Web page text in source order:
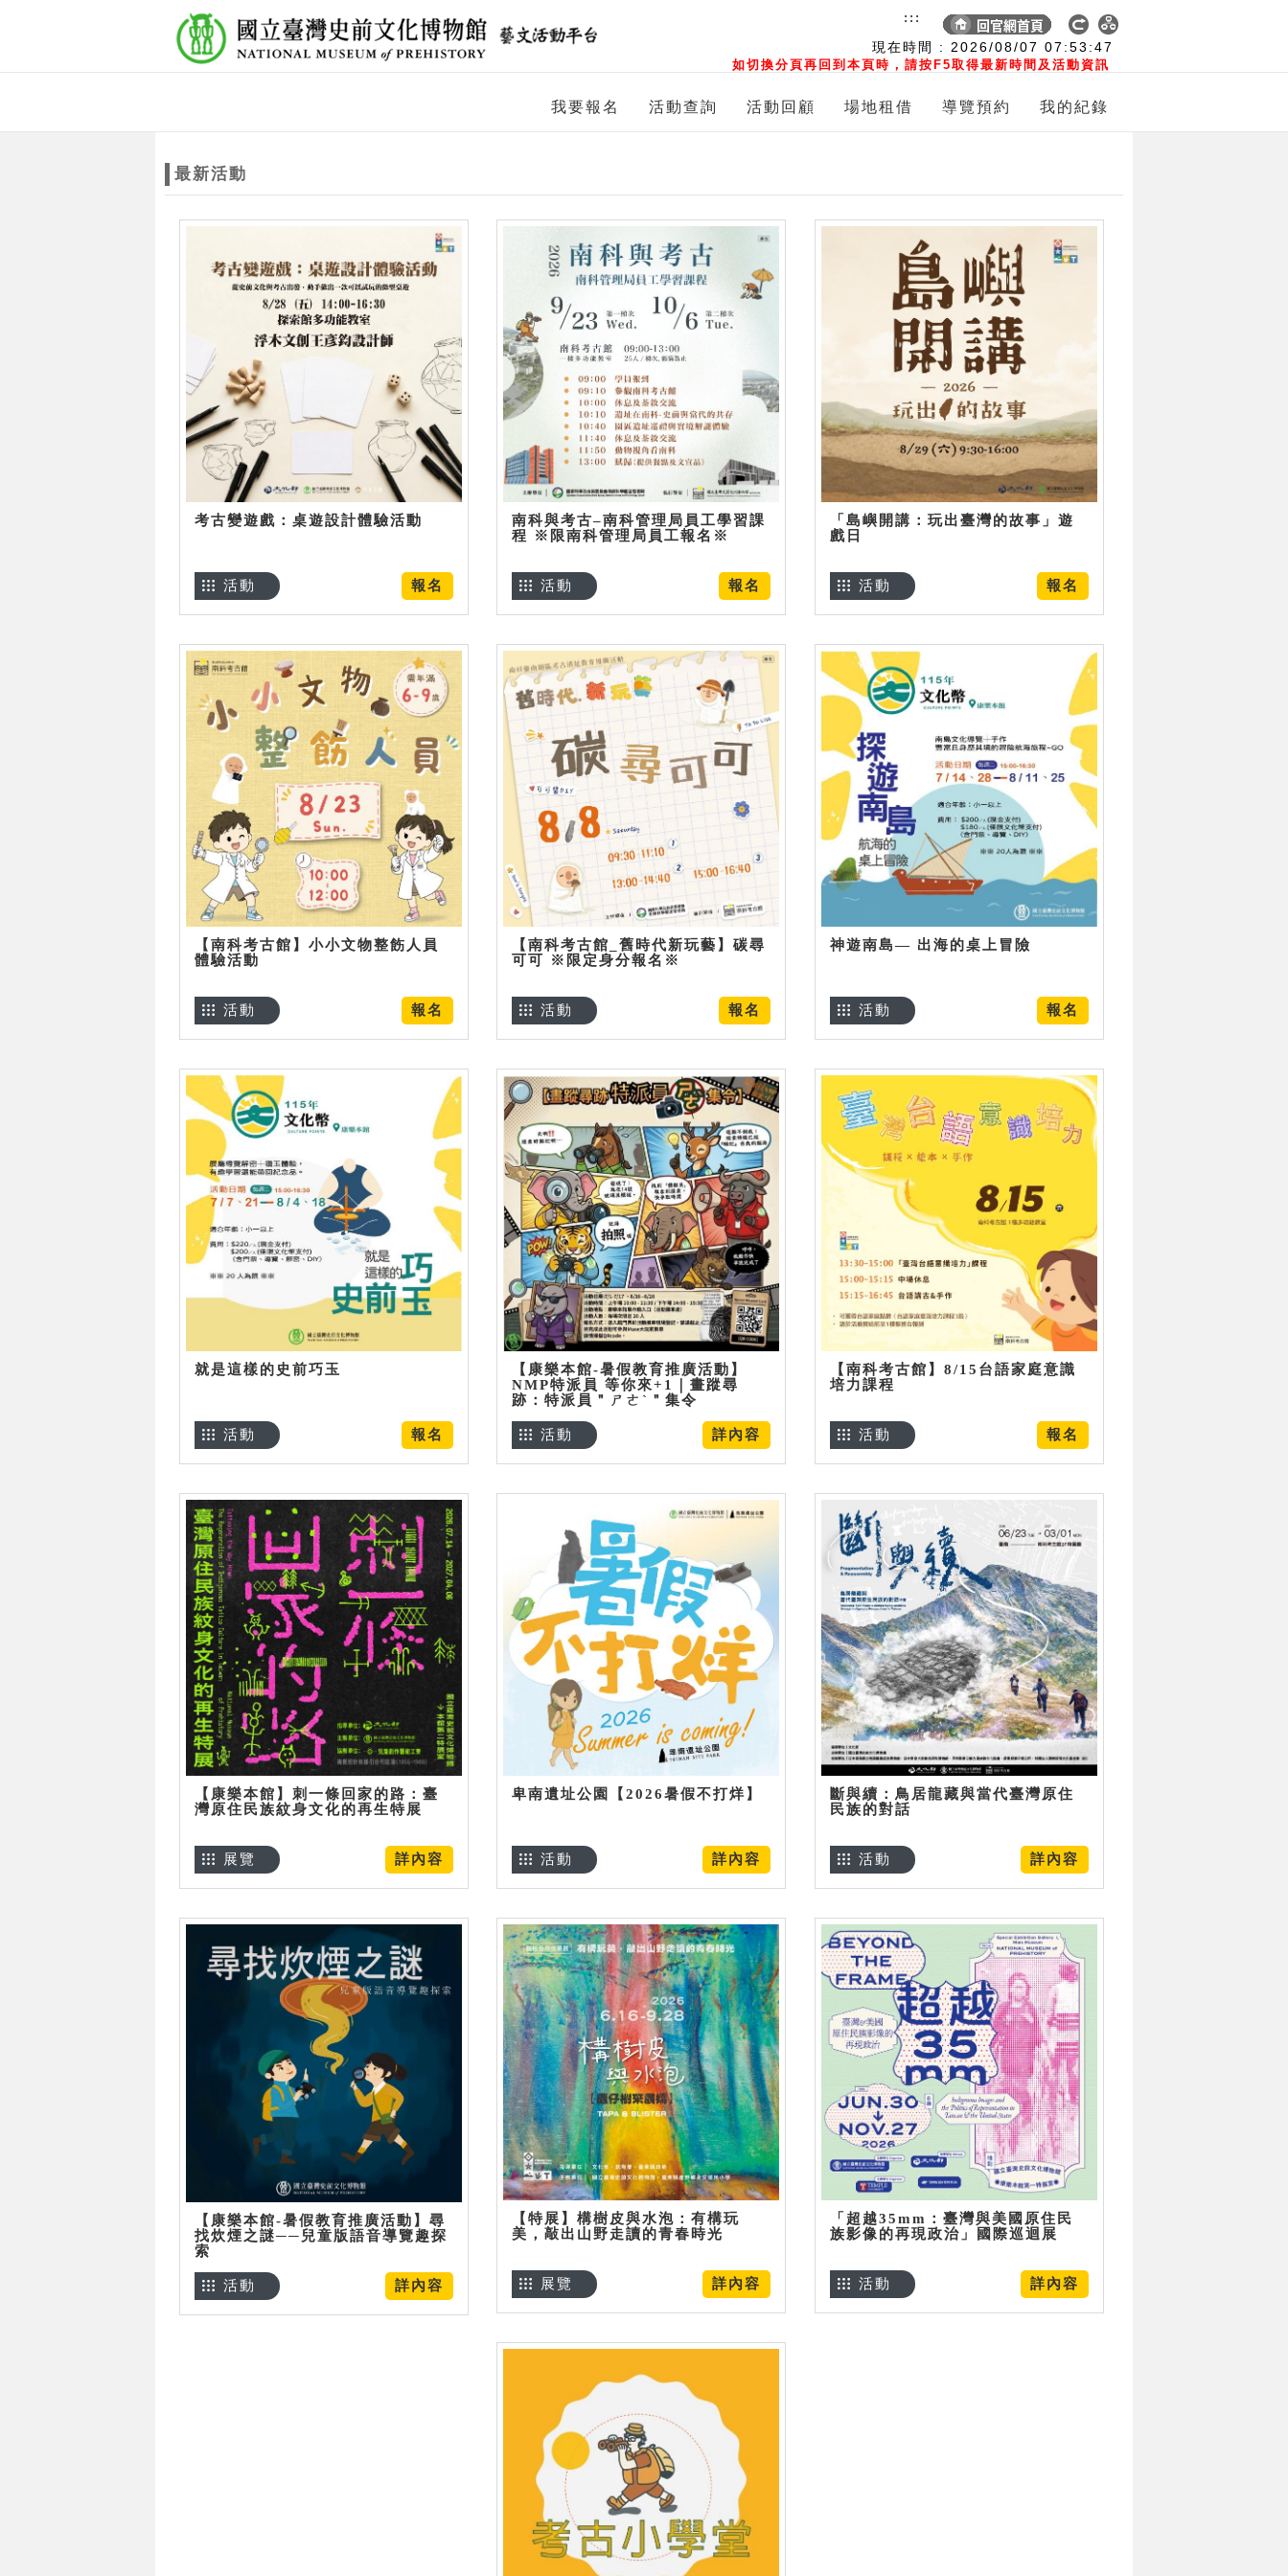
現在時間 : 2026/08/07 07:53:48
如切換分頁再回到本頁時，請按F5取得最新時間及活動資訊
:::
我要報名 活動查詢 活動回顧 場地租借 導覽預約 我的紀錄
最新活動
考古變遊戲：桌遊設計體驗活動
報名
活動
南科與考古–南科管理局員工學習課
程 ※限南科管理局員工報名※
報名
活動
「島嶼開講：玩出臺灣的故事」遊
戲日
報名
活動
【南科考古館】小小文物整飭人員
體驗活動
報名
活動
【南科考古館_舊時代新玩藝】碳尋
可可 ※限定身分報名※
報名
活動
神遊南島— 出海的桌上冒險
報名
活動
就是這樣的史前巧玉
報名
活動
【康樂本館-暑假教育推廣活動】
NMP特派員 等你來+1｜畫蹤尋
跡：特派員＂ㄕㄜˋ＂集令
詳內容
活動
【南科考古館】8/15台語家庭意識
培力課程
報名
活動
【康樂本館】刺一條回家的路：臺
灣原住民族紋身文化的再生特展
詳內容
展覽
卑南遺址公園【2026暑假不打烊】
詳內容
活動
斷與續：鳥居龍藏與當代臺灣原住
民族的對話
詳內容
活動
【康樂本館-暑假教育推廣活動】尋
找炊煙之謎──兒童版語音導覽趣探
索
詳內容
活動
【特展】構樹皮與水泡：有構玩
美，敲出山野走讀的青春時光
詳內容
展覽
「超越35mm：臺灣與美國原住民
族影像的再現政治」國際巡迴展
詳內容
活動